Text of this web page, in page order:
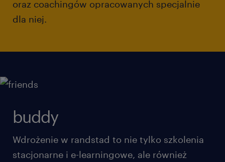
oraz coachingów opracowanych specjalnie
dla niej.
buddy
Wdrożenie w randstad to nie tylko szkolenia
stacjonarne i e-learningowe, ale również